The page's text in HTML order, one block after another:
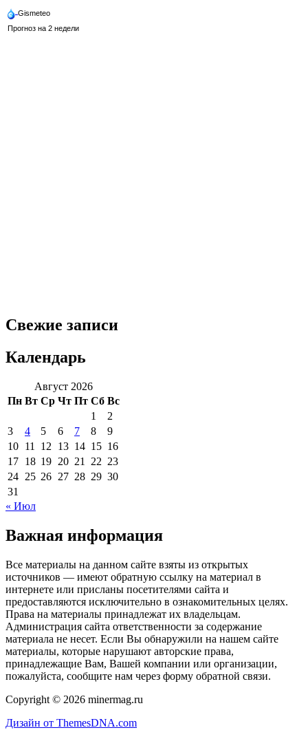
Свежие записи
Календарь
Август 2026
Пн Вт Ср Чт Пт Сб Вс
1
2
3
4 5 6 7 8
9
10 11 12 13 14 15 16
17 18 19 20 21 22 23
24 25 26 27 28 29 30
31
« Июл
Важная информация
Все материалы на данном сайте взяты из открытых
источников — имеют обратную ссылку на материал в
интернете или присланы посетителями сайта и
предоставляются исключительно в ознакомительных целях.
Права на материалы принадлежат их владельцам.
Администрация сайта ответственности за содержание
материала не несет. Если Вы обнаружили на нашем сайте
материалы, которые нарушают авторские права,
принадлежащие Вам, Вашей компании или организации,
пожалуйста, сообщите нам через форму обратной связи.
Copyright © 2026 minermag.ru
Дизайн от ThemesDNA.com